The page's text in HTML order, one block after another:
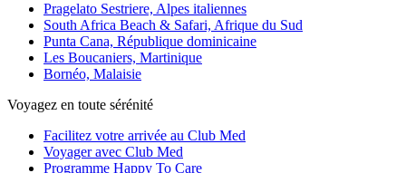
Pragelato Sestriere, Alpes italiennes
South Africa Beach & Safari, Afrique du Sud
Punta Cana, République dominicaine
Les Boucaniers, Martinique
Bornéo, Malaisie
Voyagez en toute sérénité
Facilitez votre arrivée au Club Med
Voyager avec Club Med
Programme Happy To Care